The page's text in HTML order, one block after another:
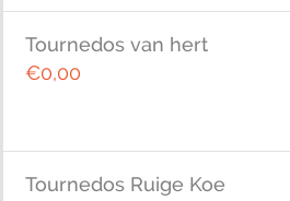
Tournedos van hert
€0,00
Tournedos Ruige Koe